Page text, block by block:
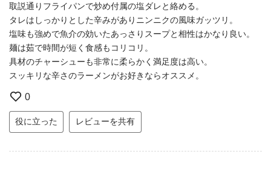
取説通りフライパンで炒め付属の塩ダレと絡める。
タレはしっかりとした辛みがありニンニクの風味ガッツリ。
塩味も強めで魚介の効いたあっさりスープと相性はかなり良い。
麺は茹で時間が短く食感もコリコリ。
具材のチャーシューも非常に柔らかく満足度は高い。
スッキリな辛さのラーメンがお好きならオススメ。
0
役に立った レビューを共有